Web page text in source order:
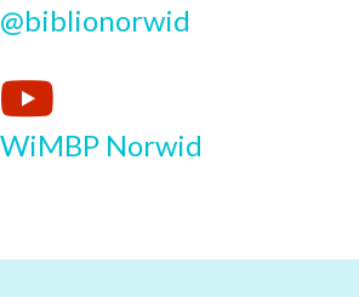
@biblionorwid
WiMBP Norwid